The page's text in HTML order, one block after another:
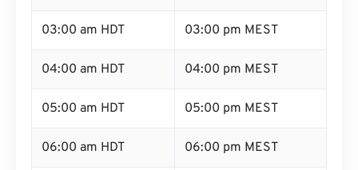
03:00 am HDT 03:00 pm MEST
04:00 am HDT 04:00 pm MEST
05:00 am HDT 05:00 pm MEST
06:00 am HDT 06:00 pm MEST